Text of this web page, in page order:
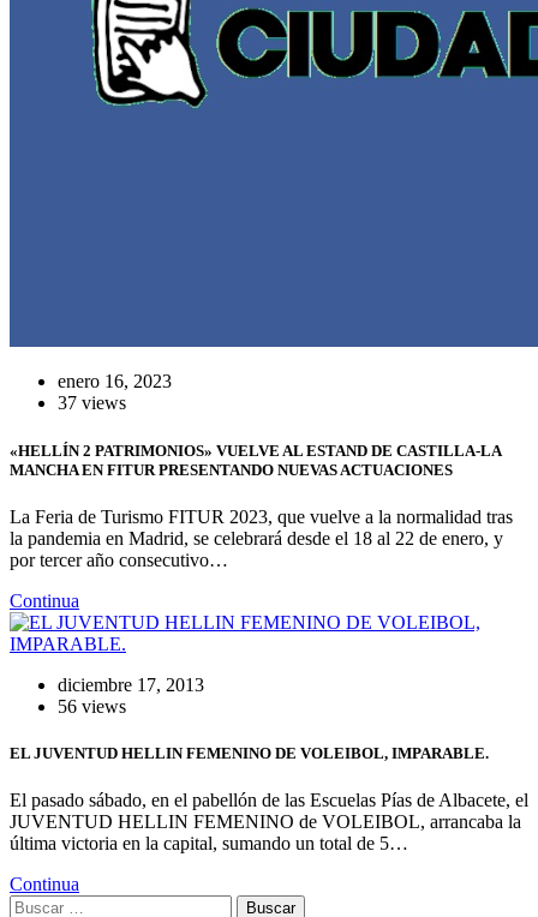
enero 16, 2023
37 views
«HELLÍN 2 PATRIMONIOS» VUELVE AL ESTAND DE CASTILLA-LA
MANCHA EN FITUR PRESENTANDO NUEVAS ACTUACIONES
La Feria de Turismo FITUR 2023, que vuelve a la normalidad tras
la pandemia en Madrid, se celebrará desde el 18 al 22 de enero, y
por tercer año consecutivo…
Continua
diciembre 17, 2013
56 views
EL JUVENTUD HELLIN FEMENINO DE VOLEIBOL, IMPARABLE.
El pasado sábado, en el pabellón de las Escuelas Pías de Albacete, el
JUVENTUD HELLIN FEMENINO de VOLEIBOL, arrancaba la
última victoria en la capital, sumando un total de 5…
Continua
Buscar: